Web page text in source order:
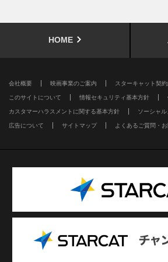
HOME
会社概要 映画事業のご案内 スターキャット契
このサイトについて 情報セキュリティ基本方針
カスタマーハラスメントに関する基本方針 ソーシャ
広告について サイトマップ よくあるご質問・